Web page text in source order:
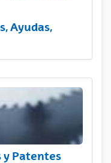
Ayudas,
y Patentes